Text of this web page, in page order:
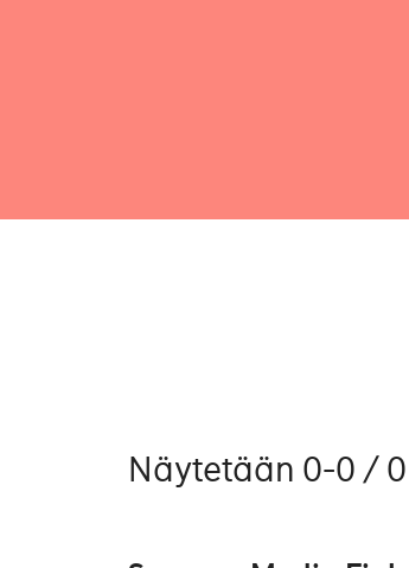
Näytetään 0-0 /